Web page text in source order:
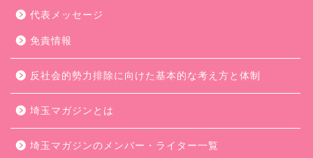
代表メッセージ
免責情報
反社会的勢力排除に向けた基本的な考え方と体制
埼玉マガジンとは
埼玉マガジンのメンバー・ライター一覧